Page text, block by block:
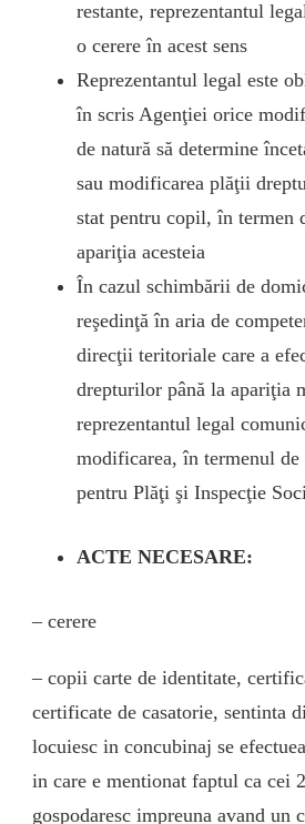
restante, reprezentantul
o cerere în acest sens
Reprezentantul legal este
în scris Agenţiei orice
de natură să determine
sau modificarea plăţii
stat pentru copil, în termen
apariţia acesteia
În cazul schimbării de
reşedinţă în aria de
direcţii teritoriale care a
drepturilor până la apariţia
reprezentantul legal
modificarea, în termenul
pentru Plăţi şi Inspecţie
ACTE NECESARE:
– cerere
– copii carte de identitate,
certificate de casatorie, sentinta
locuiesc in concubinaj se
in care e mentionat faptul ca cei
gospodaresc impreuna avand un